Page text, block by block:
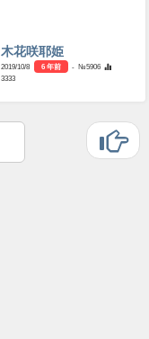
木花咲耶姫
2019/10/8 6 年前
- №5906
3333